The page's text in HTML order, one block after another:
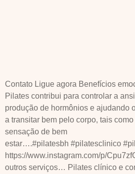
Contato Ligue agora Benefícios
Pilates contribui para controlar a
produção de hormônios e ajudando
a transitar bem pelo corpo, tais
sensação de bem
estar….#pilatesbh #pilatesclinico
https://www.instagram.com/p/
outros serviços… Pilates clínico e